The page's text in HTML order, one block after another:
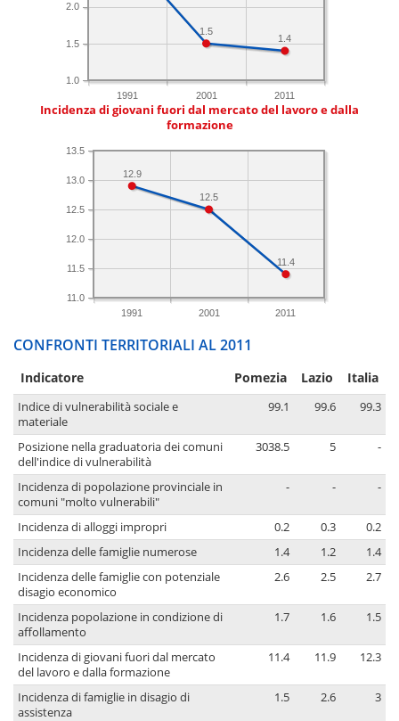
1991 2001 2011
1.0
1.5
2.0
1.4
1.5
Incidenza di giovani fuori dal mercato del lavoro e dalla
formazione
1991 2001 2011
11.0
11.5
12.0
12.5
13.0
13.5
11.4
12.5
12.9
CONFRONTI TERRITORIALI AL 2011
Indicatore Pomezia Lazio Italia
Indice di vulnerabilità sociale e
materiale
99.1 99.6 99.3
Posizione nella graduatoria dei comuni
dell'indice di vulnerabilità
3038.5 5 -
Incidenza di popolazione provinciale in
comuni "molto vulnerabili"
- - -
Incidenza di alloggi impropri 0.2 0.3
0.2
Incidenza delle famiglie numerose
1.4 1.2
1.4
Incidenza delle famiglie con potenziale
disagio economico
2.6 2.5 2.7
Incidenza popolazione in condizione di
affollamento
1.7 1.6 1.5
Incidenza di giovani fuori dal mercato
del lavoro e dalla formazione
11.4 11.9 12.3
Incidenza di famiglie in disagio di
assistenza
1.5 2.6 3